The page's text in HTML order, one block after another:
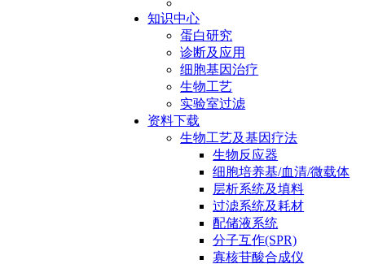
知识中心
蛋白研究
诊断及应用
细胞基因治疗
生物工艺
实验室过滤
资料下载
生物工艺及基因疗法
生物反应器
细胞培养基/血清/微载体
层析系统及填料
过滤系统及耗材
配储液系统
分子互作(SPR)
寡核苷酸合成仪